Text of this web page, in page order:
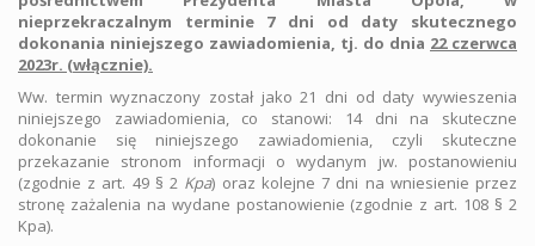
nieprzekraczalnym terminie 7 dni od daty skutecznego
dokonania niniejszego zawiadomienia, tj. do dnia 22 czerwca
2023r. (włącznie).
Ww. termin wyznaczony został jako 21 dni od daty wywieszenia
niniejszego zawiadomienia, co stanowi: 14 dni na skuteczne
dokonanie się niniejszego zawiadomienia, czyli skuteczne
przekazanie stronom informacji o wydanym jw. postanowieniu
(zgodnie z art. 49 § 2 Kpa) oraz kolejne 7 dni na wniesienie przez
stronę zażalenia na wydane postanowienie (zgodnie z art. 108 § 2
Kpa).